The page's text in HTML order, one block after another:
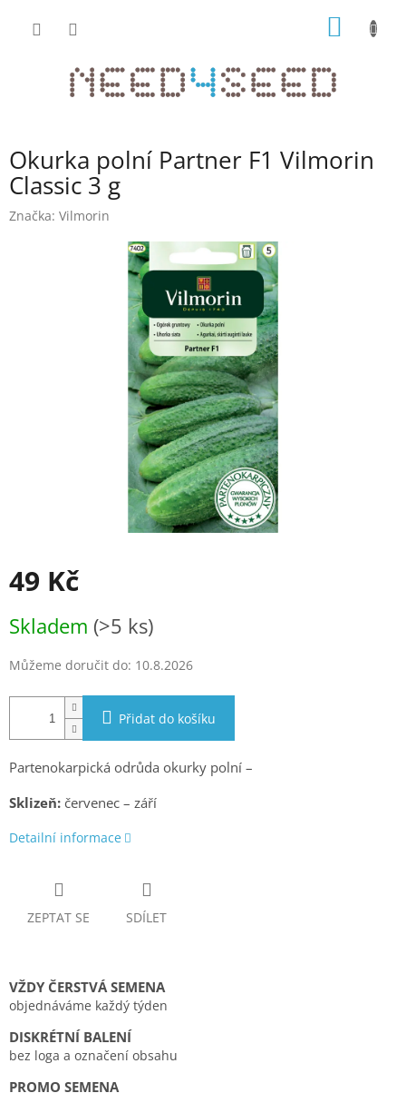
Okurka polní Partner F1 Vilmorin
Classic 3 g
Značka: Vilmorin
49 Kč
cena:
Skladem (>5 ks)
Můžeme doručit do: 10.8.2026
Přidat do košíku
Partenokarpická odrůda okurky polní –
Sklizeň: červenec – září
Detailní informace
ZEPTAT SE SDÍLET
VŽDY ČERSTVÁ SEMENA
objednáváme každý týden
DISKRÉTNÍ BALENÍ
bez loga a označení obsahu
PROMO SEMENA